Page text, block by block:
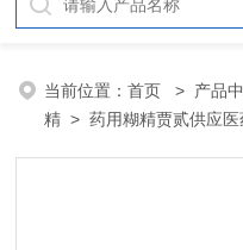
钠、可溶性淀粉、甘露醇、羟
甲基纤维素、乙基纤维素，三
当前位置：首页 > 产品
精 > 药用糊精贾贰供应